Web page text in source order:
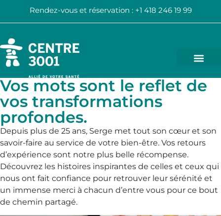
Rendez-vous et réservation : +1 418 246 19 99
Vos mots sont le reflet de
vos transformations
profondes.
Depuis plus de 25 ans, Serge met tout son cœur et son
savoir-faire au service de votre bien-être. Vos retours
d’expérience sont notre plus belle récompense.
Découvrez les histoires inspirantes de celles et ceux qui
nous ont fait confiance pour retrouver leur sérénité et
un immense merci à chacun d’entre vous pour ce bout
de chemin partagé.